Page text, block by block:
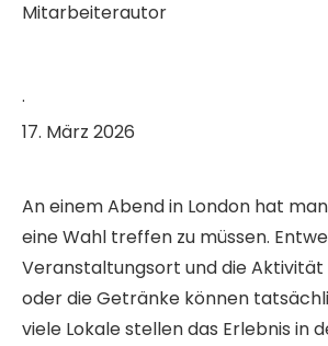
Mitarbeiterautor
·
17. März 2026
An einem Abend in London hat
eine Wahl treffen zu müssen.
Veranstaltungsort und die
oder die Getränke können
viele Lokale stellen das Erlebnis in